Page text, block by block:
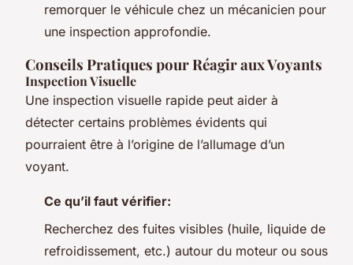
remorquer le véhicule chez un mécanicien pour
une inspection approfondie.
Conseils Pratiques pour Réagir aux Voyants
Inspection Visuelle
Une inspection visuelle rapide peut aider à
détecter certains problèmes évidents qui
pourraient être à l’origine de l’allumage d’un
voyant.
Ce qu’il faut vérifier:
Recherchez des fuites visibles (huile, liquide de
refroidissement, etc.) autour du moteur ou sous